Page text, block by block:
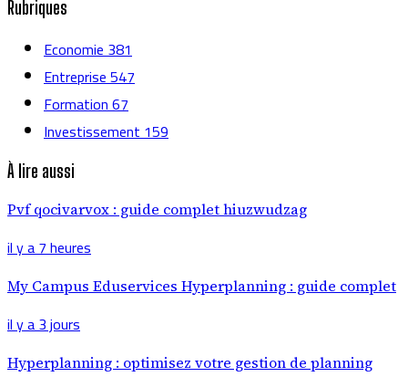
Rubriques
Economie381
Entreprise547
Formation67
Investissement159
À lire aussi
Pvf qocivarvox : guide complet hiuzwudzag
il y a 7 heures
My Campus Eduservices Hyperplanning : guide complet
il y a 3 jours
Hyperplanning : optimisez votre gestion de planning